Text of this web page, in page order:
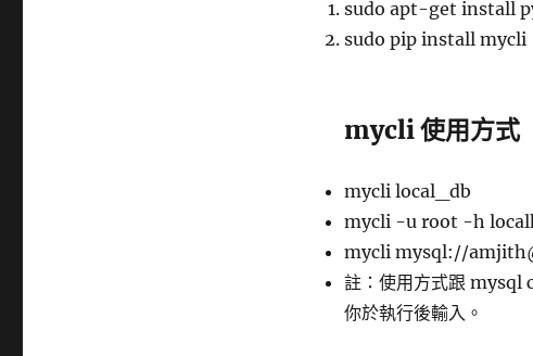
sudo apt-get install
sudo pip install mycli
mycli 使用方式
mycli local_db
mycli -u root -h
mycli mysql://
註：使用方式跟 mysql
你於執行後輸入。